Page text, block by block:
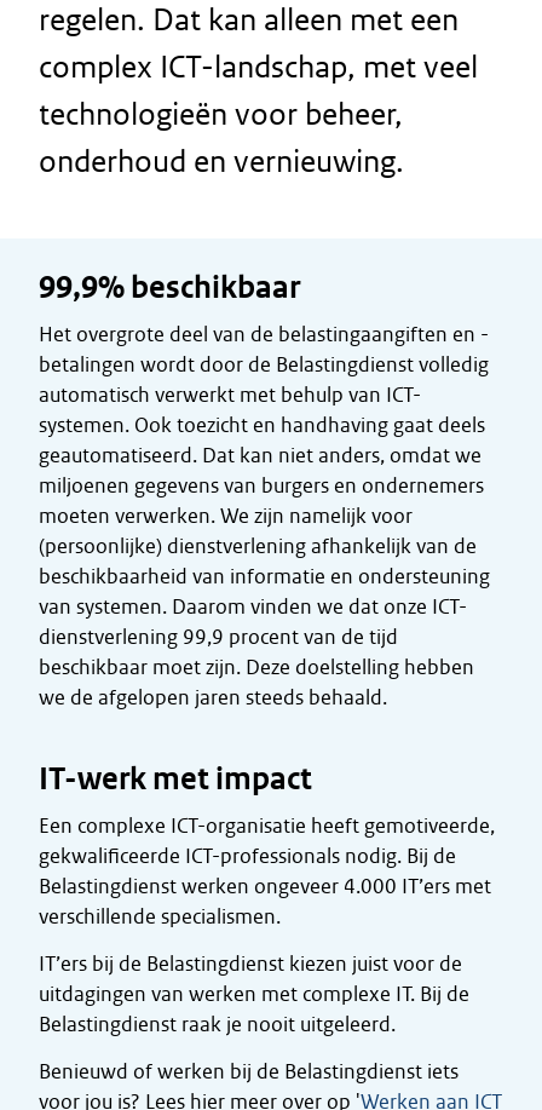
regelen. Dat kan alleen met een
complex ICT-landschap, met veel
technologieën voor beheer,
onderhoud en vernieuwing.
99,9% beschikbaar
Het overgrote deel van de belastingaangiften en -
betalingen wordt door de Belastingdienst volledig
automatisch verwerkt met behulp van ICT-
systemen. Ook toezicht en handhaving gaat deels
geautomatiseerd. Dat kan niet anders, omdat we
miljoenen gegevens van burgers en ondernemers
moeten verwerken. We zijn namelijk voor
(persoonlijke) dienstverlening afhankelijk van de
beschikbaarheid van informatie en ondersteuning
van systemen. Daarom vinden we dat onze ICT-
dienstverlening 99,9 procent van de tijd
beschikbaar moet zijn. Deze doelstelling hebben
we de afgelopen jaren steeds behaald.
IT-werk met impact
Een complexe ICT-organisatie heeft gemotiveerde,
gekwalificeerde ICT-professionals nodig. Bij de
Belastingdienst werken ongeveer 4.000 IT’ers met
verschillende specialismen.
IT’ers bij de Belastingdienst kiezen juist voor de
uitdagingen van werken met complexe IT. Bij de
Belastingdienst raak je nooit uitgeleerd.
Benieuwd of werken bij de Belastingdienst iets
voor jou is? Lees hier meer over op 'Werken aan ICT